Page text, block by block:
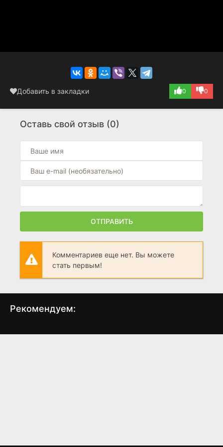
Добавить в закладки 0 0
Оставь свой отзыв (0)
ОТПРАВИТЬ
Комментариев еще нет. Вы можете
стать первым!
Рекомендуем:
Любовь напоказ Запрет